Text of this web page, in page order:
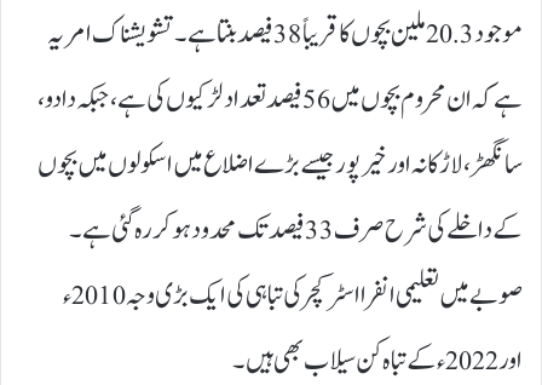
موجود 20.3ملین بچوں کا قریباً 38فیصد بنتا ہے۔ تشویشناک امر یہ
ہے کہ ان محروم بچوں میں 56فیصد تعداد لڑکیوں کی ہے، جبکہ دادو،
سانگھڑ، لاڑکانہ اور خیرپور جیسے بڑے اضلاع میں اسکولوں میں بچوں
کے داخلے کی شرح صرف 33فیصد تک محدود ہو کر رہ گئی ہے۔
صوبے میں تعلیمی انفرا اسٹرکچر کی تباہی کی ایک بڑی وجہ 2010ء
اور 2022ء کے تباہ کن سیلاب بھی ہیں۔